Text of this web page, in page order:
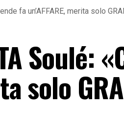
fa un’AFFARE, merita solo
Soulé:
solo